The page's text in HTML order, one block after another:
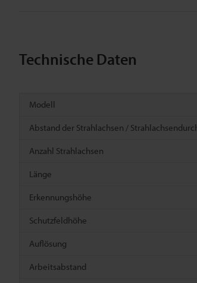
Technische Daten
Modell
Abstand der Strahlachsen /
Anzahl Strahlachsen
Länge
Erkennungshöhe
Schutzfeldhöhe
Auflösung
Arbeitsabstand